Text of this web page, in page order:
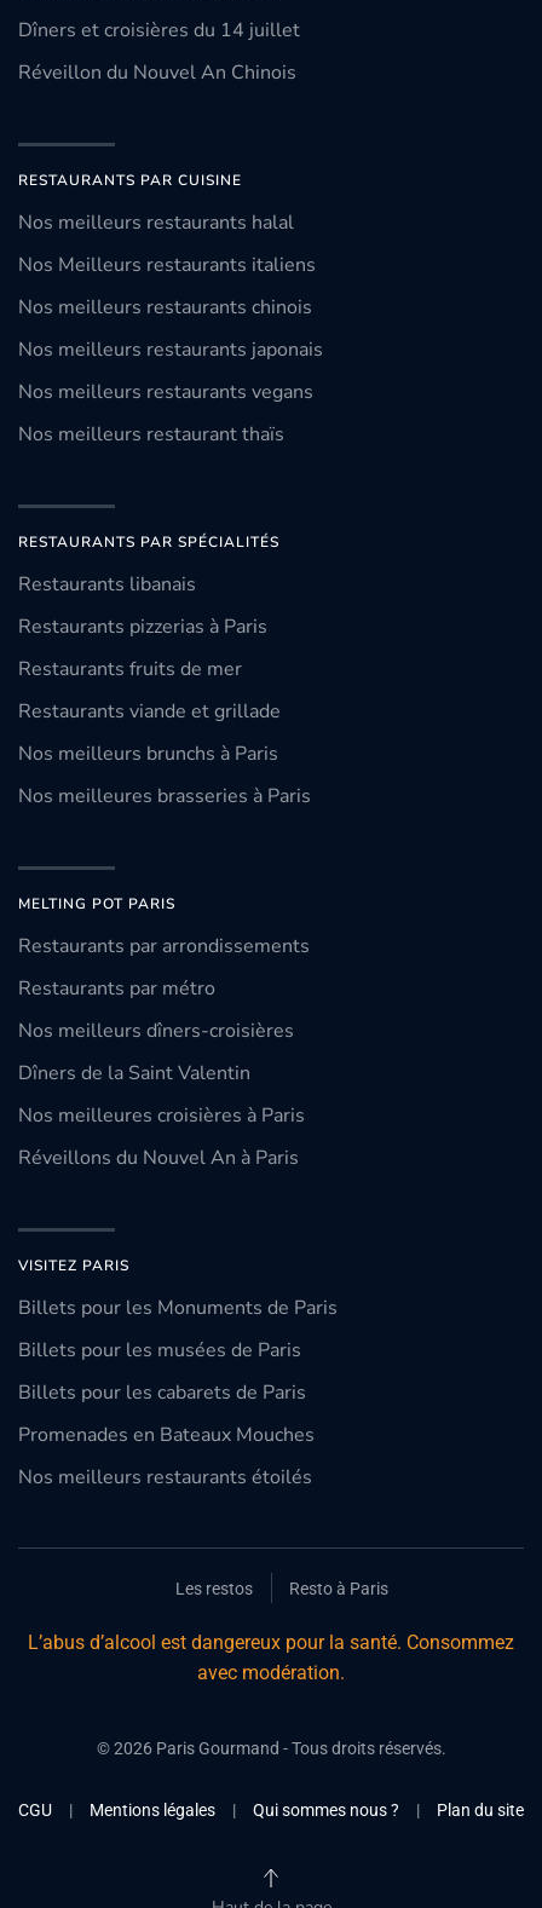
Dîners et croisières du 14 juillet
Réveillon du Nouvel An Chinois
RESTAURANTS PAR CUISINE
Nos meilleurs restaurants halal
Nos Meilleurs restaurants italiens
Nos meilleurs restaurants chinois
Nos meilleurs restaurants japonais
Nos meilleurs restaurants vegans
Nos meilleurs restaurant thaïs
RESTAURANTS PAR SPÉCIALITÉS
Restaurants libanais
Restaurants pizzerias à Paris
Restaurants fruits de mer
Restaurants viande et grillade
Nos meilleurs brunchs à Paris
Nos meilleures brasseries à Paris
MELTING POT PARIS
Restaurants par arrondissements
Restaurants par métro
Nos meilleurs dîners-croisières
Dîners de la Saint Valentin
Nos meilleures croisières à Paris
Réveillons du Nouvel An à Paris
VISITEZ PARIS
Billets pour les Monuments de Paris
Billets pour les musées de Paris
Billets pour les cabarets de Paris
Promenades en Bateaux Mouches
Nos meilleurs restaurants étoilés
Les restos Resto à Paris
L’abus d’alcool est dangereux pour la santé. Consommez
avec modération.
©2026Paris Gourmand - Tous droits réservés.
CGU | Mentions légales | Qui sommes nous ? | Plan du site